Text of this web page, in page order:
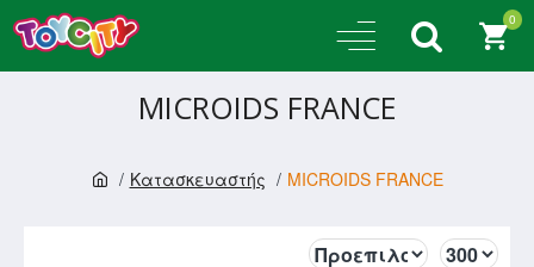
0
Κατασκευαστής MICROIDS FRANCE
MICROIDS FRANCE